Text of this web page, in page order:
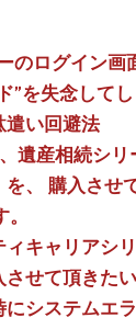
のログイン画
”を失念してし
遣い回避法
遺産相続シリ
、 購入させ
ィキャリアシ
せて頂きたい
にシステムエ